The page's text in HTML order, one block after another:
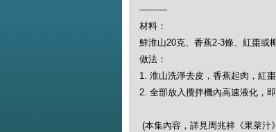
----------
材料：
鮮淮山20克、香蕉2-3條、紅棗或
做法：
1. 淮山洗淨去皮，香蕉起肉，紅棗
2. 全部放入攪拌機內高速液化，即
(本集內容，詳見周兆祥《果菜汁